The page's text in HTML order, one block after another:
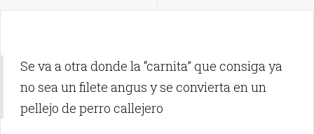
Se va a otra donde la “carnita” que consiga ya
no sea un filete angus y se convierta en un
pellejo de perro callejero